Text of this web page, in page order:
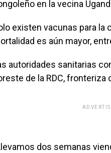
en la vecina
existen vacunas para la
es aún mayor,
autoridades sanitarias
de la RDC, fronteriza
dos semanas